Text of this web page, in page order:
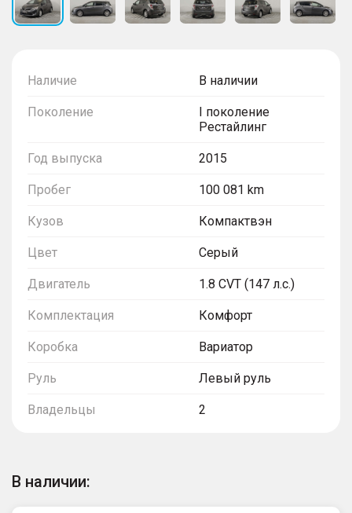
Наличие В наличии
Поколение
I поколение
Рестайлинг
Год выпуска 2015
Пробег 100 081 km
Кузов Компактвэн
Цвет Серый
Двигатель 1.8 CVT (147 л.с.)
Комплектация Комфорт
Коробка Вариатор
Руль Левый руль
Владельцы 2
В наличии: